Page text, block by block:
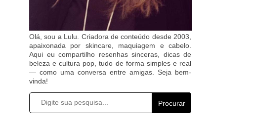
Olá, sou a Lulu. Criadora de conteúdo desde 2003,
apaixonada por skincare, maquiagem e cabelo.
Aqui eu compartilho resenhas sinceras, dicas de
beleza e cultura pop, tudo de forma simples e real
— como uma conversa entre amigas. Seja bem-
vinda!
Procurar